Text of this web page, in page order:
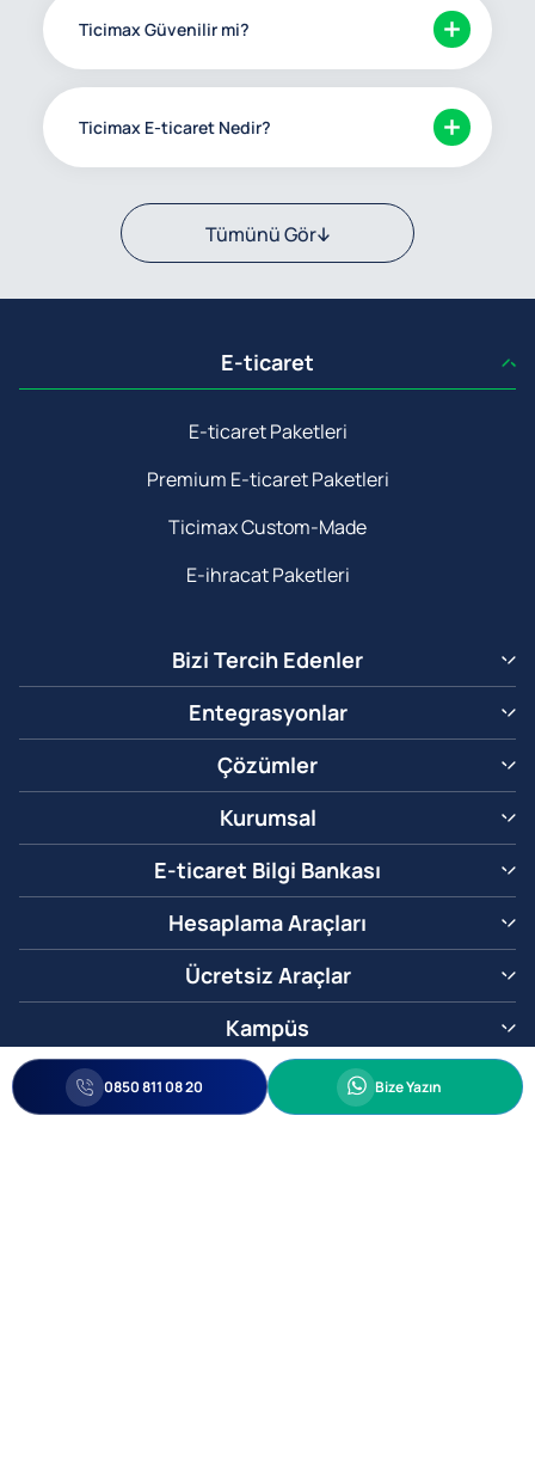
Ticimax Güvenilir mi?
Ticimax E-ticaret Nedir?
Tümünü Gör
E-ticaret
E-ticaret Paketleri
Premium E-ticaret Paketleri
Ticimax Custom-Made
E-ihracat Paketleri
Bizi Tercih Edenler
Entegrasyonlar
Çözümler
Kurumsal
E-ticaret Bilgi Bankası
Hesaplama Araçları
Ücretsiz Araçlar
Kampüs
0850 811 08 20 Whatsapp
Bize Yazın
0850 811 08 20